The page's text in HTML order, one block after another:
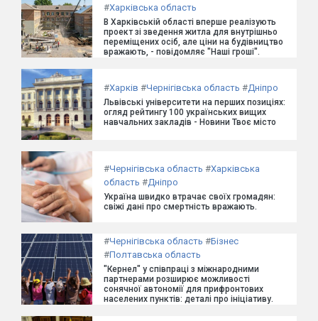
#Харківська область
В Харківській області вперше реалізують
проект зі зведення житла для внутрішньо
переміщених осіб, але ціни на будівництво
вражають, - повідомляє "Наші гроші".
#Харків #Чернігівська область #Дніпро
Львівські університети на перших позиціях:
огляд рейтингу 100 українських вищих
навчальних закладів - Новини Твоє місто
#Чернігівська область #Харківська
область #Дніпро
Україна швидко втрачає своїх громадян:
свіжі дані про смертність вражають.
#Чернігівська область #Бізнес
#Полтавська область
"Кернел" у співпраці з міжнародними
партнерами розширює можливості
сонячної автономії для прифронтових
населених пунктів: деталі про ініціативу.